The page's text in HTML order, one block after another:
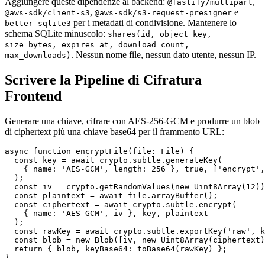
@fastify/multipart
@aws-sdk/client-s3, @aws-sdk/s3-request-presigner e
better-sqlite3 per i metadati di condivisione. Mantenere lo
schema SQLite minuscolo: shares(id, object_key,
size_bytes, expires_at, download_count,
max_downloads) . Nessun nome file, nessun dato utente, nessun IP.
Scrivere la Pipeline di Cifratura
Frontend
Generare una chiave, cifrare con AES-256-GCM e produrre un blob
di ciphertext più una chiave base64 per il frammento URL:
async function encryptFile(file: File) {
  const key = await crypto.subtle.generateKey(
{ name: 'AES-GCM', length: 256 }, true,
  );
const iv = crypto.getRandomValues(new
  const plaintext = await file.arrayBuffer();
  const ciphertext = await crypto.subtle.encrypt(
    { name: 'AES-GCM', iv }, key, plaintext
  );
const rawKey = await crypto.subtle.exportKey('raw',
const blob = new Blob([iv, new
  return { blob, keyBase64: toBase64(rawKey) };